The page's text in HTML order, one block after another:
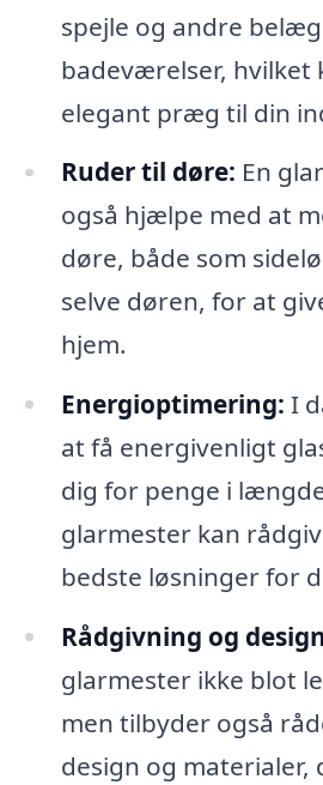
spejle og andre
badeværelser, hvilket
elegant præg til din
Ruder til døre: En
også hjælpe med at
døre, både som
selve døren, for at
hjem.
Energioptimering: I
at få energivenligt
dig for penge i
glarmester kan
bedste løsninger for
Rådgivning og
glarmester ikke blot
men tilbyder også
design og materialer,